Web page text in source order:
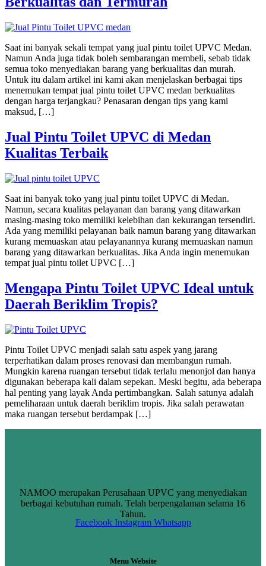
Saat ini banyak sekali tempat yang jual pintu toilet UPVC Medan.
Namun Anda juga tidak boleh sembarangan membeli, sebab tidak
semua toko menyediakan barang yang berkualitas dan murah.
Untuk itu dalam artikel ini kami akan menjelaskan berbagai tips
menemukan tempat jual pintu toilet UPVC medan berkualitas
dengan harga terjangkau? Penasaran dengan tips yang kami
maksud, […]
Jual Pintu Toilet UPVC di Medan
Kualitas Terbaik
Saat ini banyak toko yang jual pintu toilet UPVC di Medan.
Namun, secara kualitas pelayanan dan barang yang ditawarkan
masing-masing toko memiliki kelebihan dan kekurangan tersendiri.
Ada yang memiliki pelayanan baik namun barang yang ditawarkan
kurang memuaskan atau pelayanannya kurang memuaskan namun
barang yang ditawarkan berkualitas. Jika Anda ingin menemukan
tempat jual pintu toilet UPVC […]
Mengapa Pintu Toilet UPVC Ideal untuk
Daerah Beriklim Tropis?
Pintu Toilet UPVC menjadi salah satu aspek yang jarang
terperhatikan dalam proses renovasi dan membangun rumah.
Mungkin karena ruangan tersebut tidak terlalu menonjol dan hanya
digunakan beberapa kali dalam sepekan. Meski begitu, ada beberapa
hal penting yang layak Anda pertimbangkan. Salah satunya adalah
pemeliharaan untuk daerah beriklim tropis. Jika salah perawatan
maka ruangan tersebut berdampak […]
NAMOO merupakan Perusahaan UPVC yang menyediakan
berbagai kebutuhan rumah. Telah berpengalaman selama 16
Tahun.
Facebook Instagram Whatsapp
Menu Website